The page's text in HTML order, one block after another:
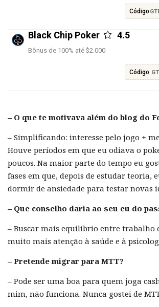
Código
Black Chip Poker 4.5
Bônus de 100% até $2.000
Código
– O que te motivava além do blog do
– Simplificando: interesse pelo jogo +
Houve períodos em que eu odiava o
poucos. Na maior parte do tempo eu
fases em que, depois de estudar teoria,
dormir de ansiedade para testar novas
– Que conselho daria ao seu eu do
– Buscar mais equilíbrio entre trabalho
muito mais atenção à saúde e à
– Pretende migrar para MTT?
– Pode ser uma boa para quem joga
mim, não funciona. Nunca gostei de